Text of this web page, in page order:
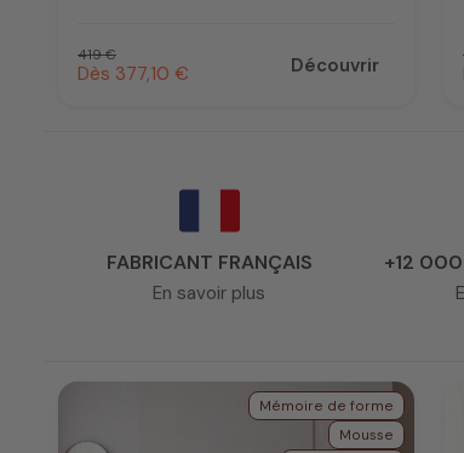
Prix habituel
419 €
Prix promotionnel
Dès 377,10 € Découvrir
FABRICANT FRANÇAIS
En savoir plus
+12 000
Mémoire de forme
Mousse